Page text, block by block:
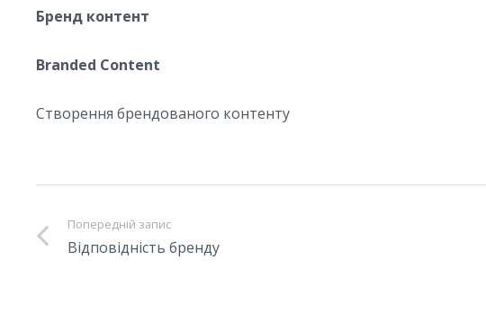
Бренд контент
Branded Content
Створення брендованого контенту
Попередній запис
Відповідність бренду